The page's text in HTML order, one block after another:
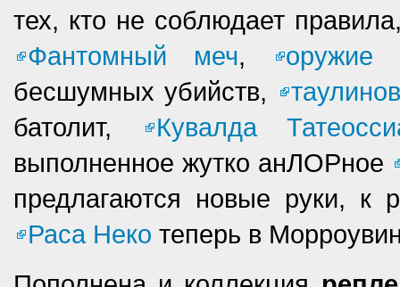
тех, кто не соблюдает
Фантомный меч,
оружие
бесшумных убийств,
батолит,
Кувалда
выполненное жутко анЛОРное
предлагаются новые руки, к
Раса Неко теперь в